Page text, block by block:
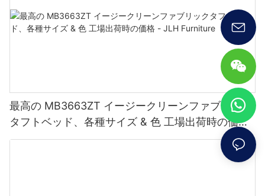
最高の MB3663ZT イージークリーンファブリック
タフトベッド、各種サイズ & 色 工場出荷時の価格
- JLH Furniture